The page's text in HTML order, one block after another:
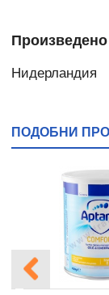
Нидерландия
ПОДОБНИ